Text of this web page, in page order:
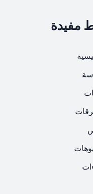
مفيدة